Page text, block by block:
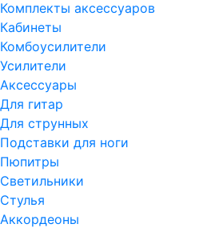
Комплекты аксессуаров
Кабинеты
Комбоусилители
Усилители
Аксессуары
Для гитар
Для струнных
Подставки для ноги
Пюпитры
Светильники
Стулья
Аккордеоны